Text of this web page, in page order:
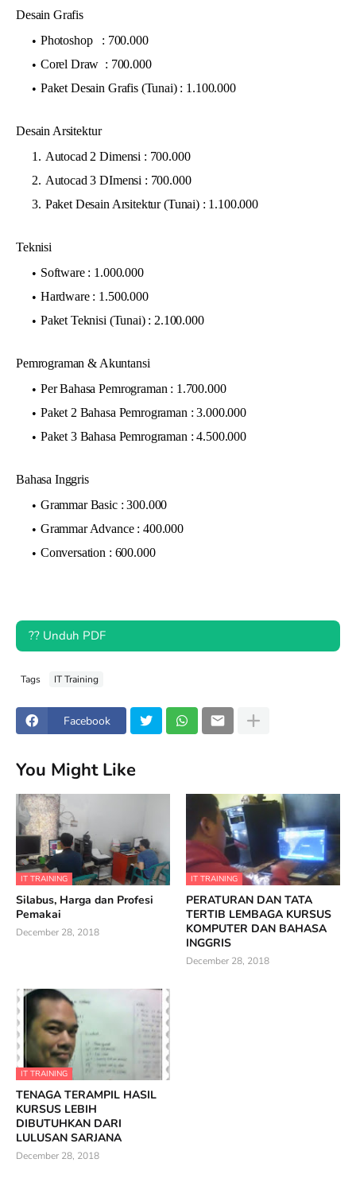
Desain Grafis
Photoshop : 700.000
Corel Draw : 700.000
Paket Desain Grafis (Tunai) : 1.100.000
Desain Arsitektur
Autocad 2 Dimensi : 700.000
Autocad 3 DImensi : 700.000
Paket Desain Arsitektur (Tunai) : 1.100.000
Teknisi
Software : 1.000.000
Hardware : 1.500.000
Paket Teknisi (Tunai) : 2.100.000
Pemrograman & Akuntansi
Per Bahasa Pemrograman : 1.700.000
Paket 2 Bahasa Pemrograman : 3.000.000
Paket 3 Bahasa Pemrograman : 4.500.000
Bahasa Inggris
Grammar Basic : 300.000
Grammar Advance : 400.000
Conversation : 600.000
?? Unduh PDF
Tags IT Training
Facebook
You Might Like
IT TRAINING
Silabus, Harga dan Profesi
Pemakai
December 28, 2018
IT TRAINING
PERATURAN DAN TATA
TERTIB LEMBAGA KURSUS
KOMPUTER DAN BAHASA
INGGRIS
December 28, 2018
IT TRAINING
TENAGA TERAMPIL HASIL
KURSUS LEBIH
DIBUTUHKAN DARI
LULUSAN SARJANA
December 28, 2018